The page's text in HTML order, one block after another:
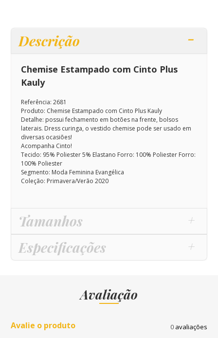
Descrição
Chemise Estampado com Cinto Plus
Kauly
Referência: 2681
Produto: Chemise Estampado com Cinto Plus Kauly
Detalhe: possui fechamento em botões na frente, bolsos
laterais. Dress curinga, o vestido chemise pode ser usado em
diversas ocasiões!
Acompanha Cinto!
Tecido: 95% Poliester 5% Elastano Forro: 100% Poliester Forro:
100% Poliester
Segmento: Moda Feminina Evangélica
Coleção: Primavera/Verão 2020
Tamanhos
Especificações
Avaliação
Avalie o produto 0avaliações